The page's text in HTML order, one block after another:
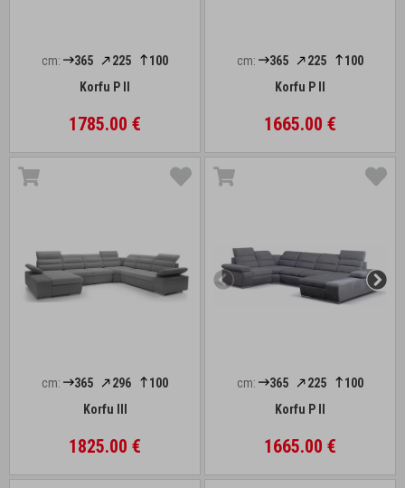
cm: 365 225
100
Korfu P II
1785.00 €
cm: 365 225
100
Korfu P II
1665.00 €
cm: 365 296
100
Korfu III
1825.00 €
cm: 365 225
100
Korfu P II
1665.00 €